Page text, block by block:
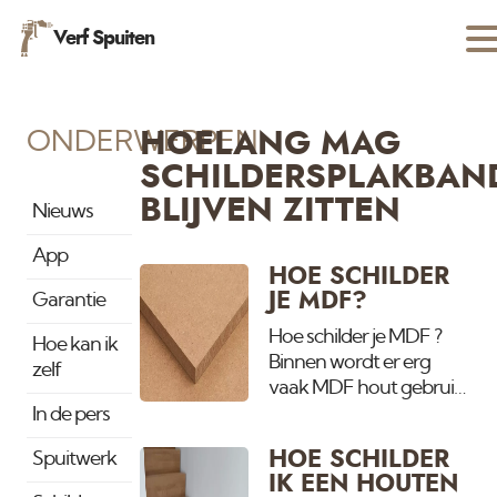
Verf Spuiten
ONDERWERPEN
Nieuws
App
Garantie
Hoe kan ik
zelf
In de pers
Spuitwerk
HOELANG MAG
BLIJVEN ZITTEN
HOE SCHILDER
JE MDF?
Hoe schilder je MDF ?
Binnen wordt er erg
vaak MDF hout gebruik.
hoeft alleen de gaten te
vullen en te schuren.
HOE SCHILDER
IK EEN HOUTEN